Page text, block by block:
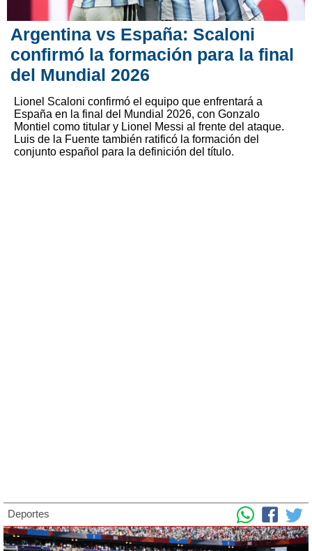
Argentina vs España: Scaloni
confirmó la formación para la final
del Mundial 2026
Lionel Scaloni confirmó el equipo que enfrentará a
España en la final del Mundial 2026, con Gonzalo
Montiel como titular y Lionel Messi al frente del ataque.
Luis de la Fuente también ratificó la formación del
conjunto español para la definición del título.
Deportes